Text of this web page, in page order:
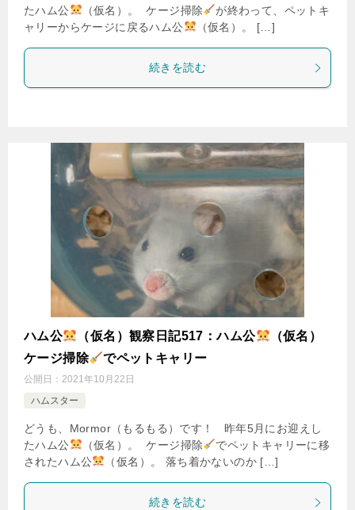
たハム公
（仮名）。 ケージ掃除
が終わって、ペットキ
ャリーからケージに戻るハム公
（仮名）。 […]
続きを読む
ハム公 （仮名）観察日記517：ハム公
（仮名）
ケージ掃除
でペットキャリー
公開日： 2021年10月22日
ハムスター
どうも、Mormor（もるもる）です！ 昨年5月にお迎えし
たハム公
（仮名）。 ケージ掃除
でペットキャリーに移
されたハム公
（仮名）。 落ち着かないのか […]
続きを読む